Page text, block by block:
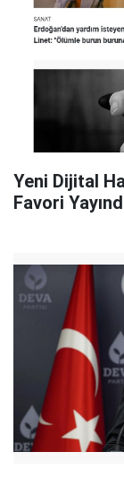
Yeni Dijital
Favori